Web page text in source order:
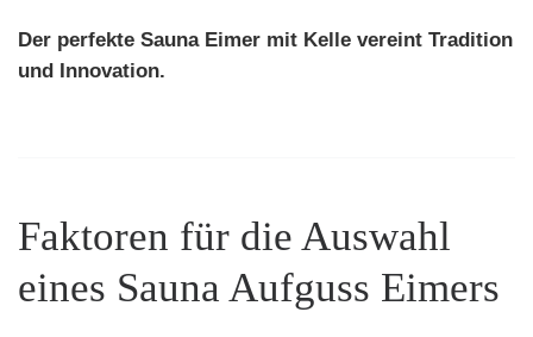
Der perfekte Sauna Eimer mit Kelle vereint Tradition
und Innovation.
Faktoren für die Auswahl
eines Sauna Aufguss Eimers